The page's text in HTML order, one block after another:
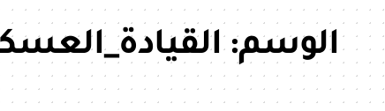
الوسم: